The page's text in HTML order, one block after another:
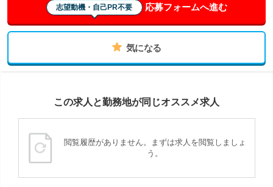
志望動機・自己PR不要 応募フォームへ進む
気になる
この求人と勤務地が同じオススメ求人
閲覧履歴がありません。まずは求人を閲覧しましょ
う。